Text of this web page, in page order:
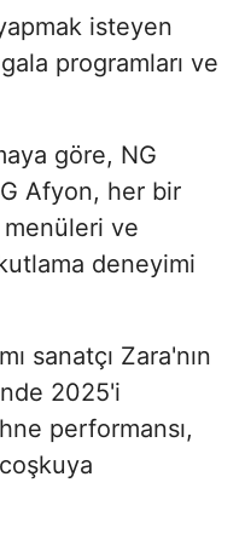
isteyen
programları ve
göre, NG
Afyon, her bir
menüleri ve
deneyimi
sanatçı Zara'nın
2025'i
performansı,